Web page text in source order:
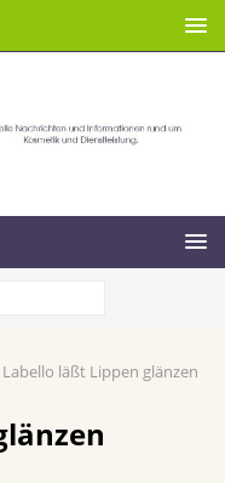
Labello läßt Lippen glänzen